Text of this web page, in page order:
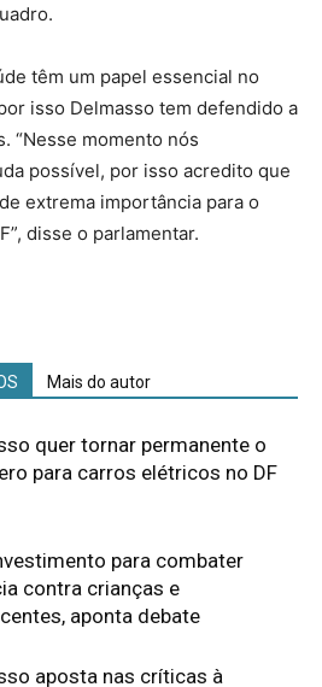
têm um papel essencial no
isso Delmasso tem defendido a
“Nesse momento nós
possível, por isso acredito que
extrema importância para o
disse o parlamentar.
Mais do autor
quer tornar permanente o
para carros elétricos no DF
para combater
contra crianças e
aponta debate
aposta nas críticas à